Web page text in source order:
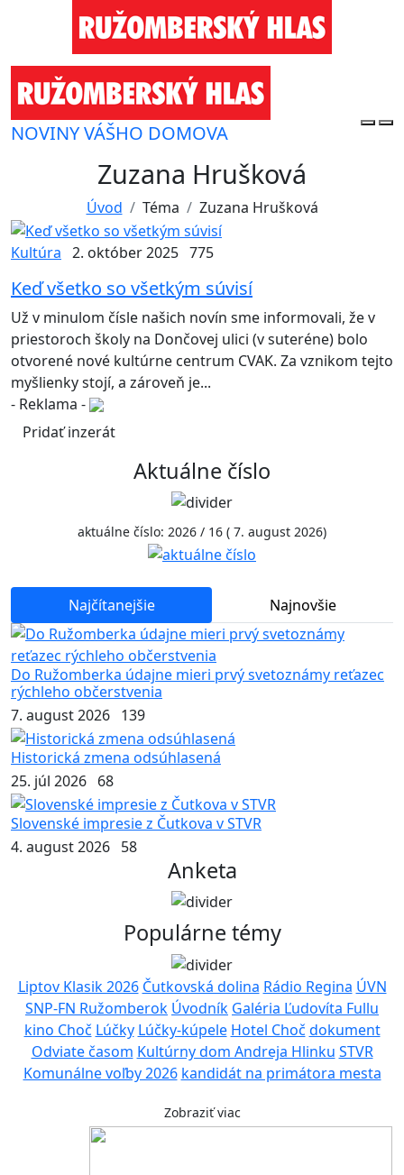
NOVINY VÁŠHO DOMOVA
Zuzana Hrušková
Úvod Téma Zuzana Hrušková
Kultúra 2. október 2025 775
Keď všetko so všetkým súvisí
Už v minulom čísle našich novín sme informovali, že v
priestoroch školy na Dončovej ulici (v suteréne) bolo
otvorené nové kultúrne centrum CVAK. Za vznikom tejto
myšlienky stojí, a zároveň je...
- Reklama -
Pridať inzerát
Aktuálne číslo
aktuálne číslo: 2026 / 16 ( 7. august 2026)
Najčítanejšie Najnovšie
Do Ružomberka údajne mieri prvý svetoznámy reťazec
rýchleho občerstvenia
7. august 2026 139
Historická zmena odsúhlasená
25. júl 2026 68
Slovenské impresie z Čutkova v STVR
4. august 2026 58
Anketa
Populárne témy
Liptov Klasik 2026 Čutkovská dolina Rádio Regina ÚVN
SNP-FN Ružomberok Úvodník Galéria Ľudovíta Fullu
kino Choč Lúčky Lúčky-kúpele Hotel Choč dokument
Odviate časom Kultúrny dom Andreja Hlinku STVR
Komunálne voľby 2026 kandidát na primátora mesta
Zobraziť viac